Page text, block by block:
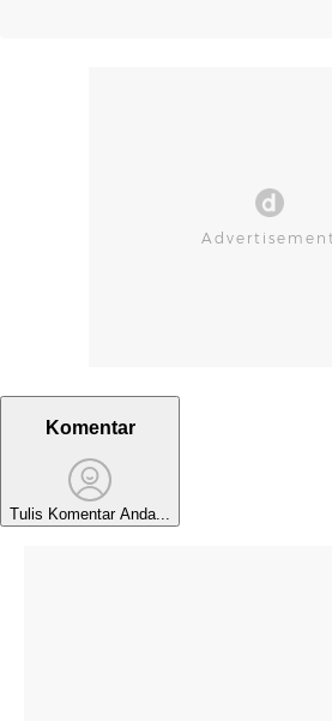
Komentar
Tulis Komentar Anda...